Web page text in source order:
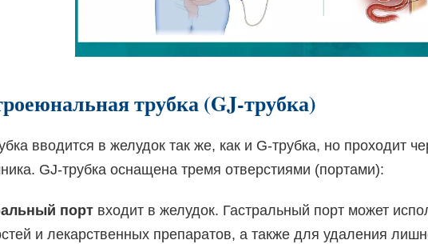
трубка (GJ-трубка)
вводится в желудок так же, как и G-трубка, но проходит
GJ-трубка оснащена тремя отверстиями (портами):
порт входит в желудок. Гастральный порт может
и лекарственных препаратов, а также для удаления